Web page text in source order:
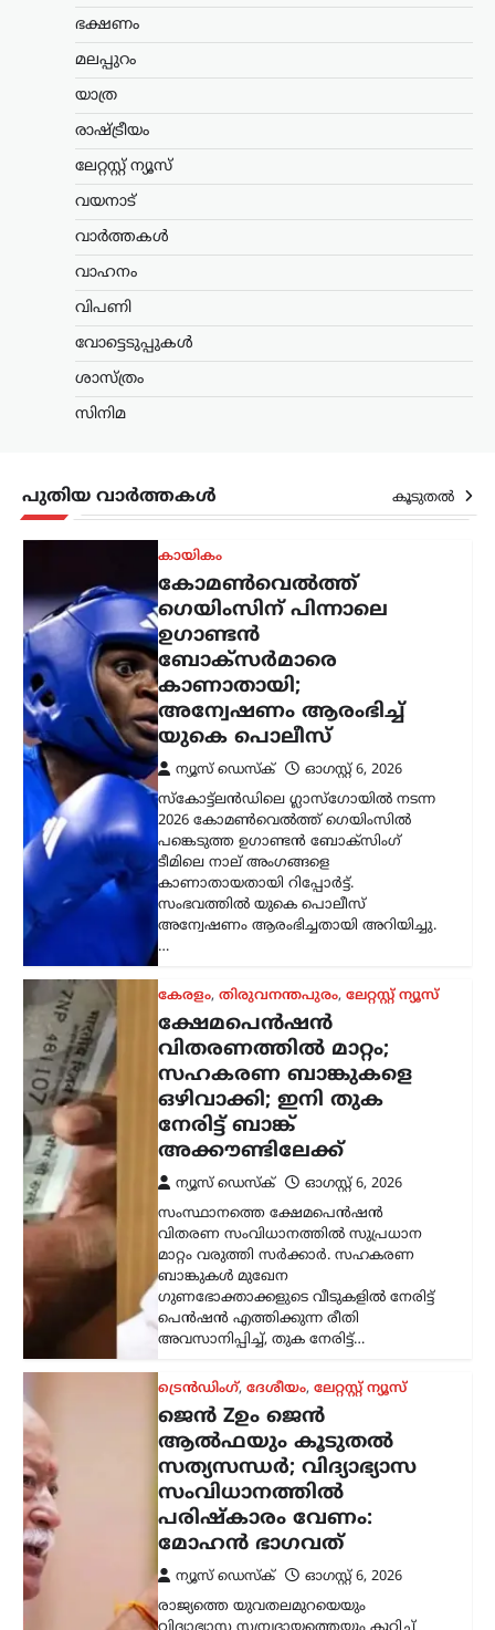
ഭക്ഷണം
മലപ്പുറം
യാത്ര
രാഷ്ട്രീയം
ലേറ്റസ്റ്റ് ന്യൂസ്
വയനാട്
വാർത്തകൾ
വാഹനം
വിപണി
വോട്ടെടുപ്പുകൾ
ശാസ്ത്രം
സിനിമ
പുതിയ വാർത്തകൾ കൂടുതൽ
നൽകിയ ആരോഗ്യ നിർദേശം
ദോഷഫലങ്ങൾ കുറയ്ക്കാനുമായി
കോമൺവെൽത്ത്
ഉഗാണ്ടൻ
ബോക്സർമാരെ
അന്വേഷണം ആരംഭിച്ച്
യുകെ പൊലീസ്
ന്യൂസ് ഡെസ്ക്
ഓഗസ്റ്റ്‌ 6, 2026
സംഭവത്തിൽ യുകെ പൊലീസ്
അന്വേഷണം ആരംഭിച്ചതായി അറിയിച്ചു.
കേരളം,തിരുവനന്തപുരം,ലേറ്റസ്റ്റ് ന്യൂസ്
ക്ഷേമപെൻഷൻ
വിതരണത്തിൽ മാറ്റം;
സഹകരണ ബാങ്കുകളെ
ഒഴിവാക്കി; ഇനി തുക
നേരിട്ട് ബാങ്ക്
അക്കൗണ്ടിലേക്ക്
ന്യൂസ് ഡെസ്ക്
ഓഗസ്റ്റ്‌ 6, 2026
സംസ്ഥാനത്തെ ക്ഷേമപെൻഷൻ
വിതരണ സംവിധാനത്തിൽ സുപ്രധാന
മാറ്റം വരുത്തി സർക്കാർ. സഹകരണ
ബാങ്കുകൾ മുഖേന
ഗുണഭോക്താക്കളുടെ വീടുകളിൽ നേരിട്ട്
പെൻഷൻ എത്തിക്കുന്ന രീതി
അവസാനിപ്പിച്ച്, തുക നേരിട്ട്…
ട്രെൻഡിംഗ്
ജെൻ Zഉം ജെൻ
ആൽഫയും കൂടുതൽ
സത്യസന്ധർ; വിദ്യാഭ്യാസ
സംവിധാനത്തിൽ
പരിഷ്കാരം വേണം:
മോഹൻ ഭാഗവത്
രാജ്യത്തെ യുവതലമുറയെയും
വിദ്യാഭ്യാസ സമ്പ്രദായത്തെയും കുറിച്ച്
ശ്രദ്ധേയമായ പരാമർശങ്ങളുമായി
ആർ.എസ്.എസ് മേധാവി മോഹൻ
ഭാഗവത്. നിലവിലെ മുതിർന്ന
തലമുറയെക്കാൾ കൂടുതൽ
സത്യസന്ധതയും തുറന്ന മനസും ‘ജെൻ
Z’യും…
അന്താരാഷ്ട്രം,ട്രെൻഡിംഗ്,
ലേറ്റസ്റ്റ് ന്യൂസ്
കൊടുംചൂടിൽ നായിറച്ചി
സൂപ്പ് കുടിക്കാൻ
സർക്കാർ നിർദേശം;
ഉത്തരകൊറിയയുടെ
ഉപദേശം ചർച്ചയാകുന്നു
ന്യൂസ് ഡെസ്ക്
ഓഗസ്റ്റ്‌ 6, 2026
ഉത്തരകൊറിയയിൽ അനുഭവപ്പെടുന്ന